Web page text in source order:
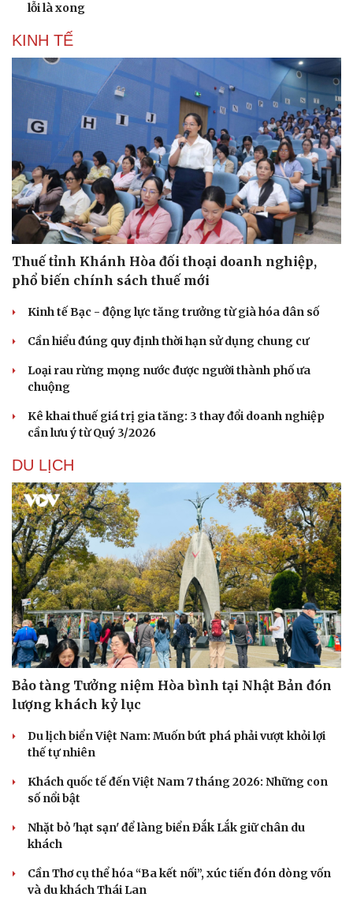
Sức khỏe
Dinh dưỡng - món ngon
Cây thuốc
Sản phụ khoa
Nhi khoa
Làm đẹp - giảm cân
Phòng mạch online
Đời sống
Nhà đẹp
Blog
Tình yêu - Gia đình
lỗi là xong
KINH TẾ
Thuế tỉnh Khánh Hòa đối thoại doanh nghiệp,
phổ biến chính sách thuế mới
Kinh tế Bạc - động lực tăng trưởng từ già hóa dân số
Cần hiểu đúng quy định thời hạn sử dụng chung cư
Loại rau rừng mọng nước được người thành phố ưa
chuộng
Kê khai thuế giá trị gia tăng: 3 thay đổi doanh nghiệp
cần lưu ý từ Quý 3/2026
DU LỊCH
Bảo tàng Tưởng niệm Hòa bình tại Nhật Bản đón
lượng khách kỷ lục
Du lịch biển Việt Nam: Muốn bứt phá phải vượt khỏi lợi
thế tự nhiên
Khách quốc tế đến Việt Nam 7 tháng 2026: Những con
số nổi bật
Nhặt bỏ 'hạt sạn' để làng biển Đắk Lắk giữ chân du
khách
Cần Thơ cụ thể hóa “Ba kết nối”, xúc tiến đón dòng vốn
và du khách Thái Lan